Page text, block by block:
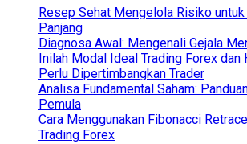
Resep Sehat Mengelola Risiko
Panjang
Diagnosa Awal: Mengenali Gejala
Inilah Modal Ideal Trading Forex dan
Perlu Dipertimbangkan Trader
Analisa Fundamental Saham:
Pemula
Cara Menggunakan Fibonacci
Trading Forex